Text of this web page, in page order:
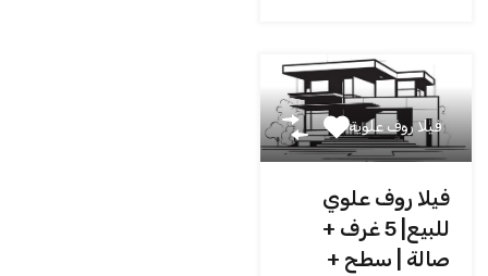
فيلا روف علوية
فيلا روف علوي
للبيع| 5 غرف +
صالة | سطح +